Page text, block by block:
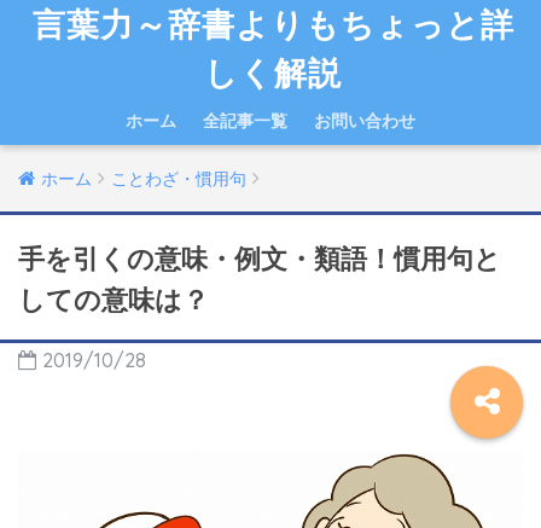
言葉力～辞書よりもちょっと詳
しく解説
ホーム 全記事一覧 お問い合わせ
ホーム ことわざ・慣用句
手を引くの意味・例文・類語！慣用句と
しての意味は？
2019/10/28